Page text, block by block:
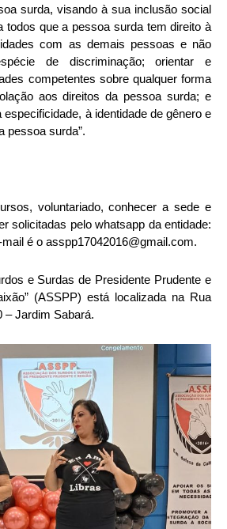
surda, visando à sua inclusão social
todos que a pessoa surda tem direito à
com as demais pessoas e não
de discriminação; orientar e
competentes sobre qualquer forma
aos direitos da pessoa surda; e
à identidade de gênero e
pessoa surda”.
voluntariado, conhecer a sede e
solicitadas pelo whatsapp da entidade:
é o asspp17042016@gmail.com.
e Surdas de Presidente Prudente e
(ASSPP) está localizada na Rua
– Jardim Sabará.